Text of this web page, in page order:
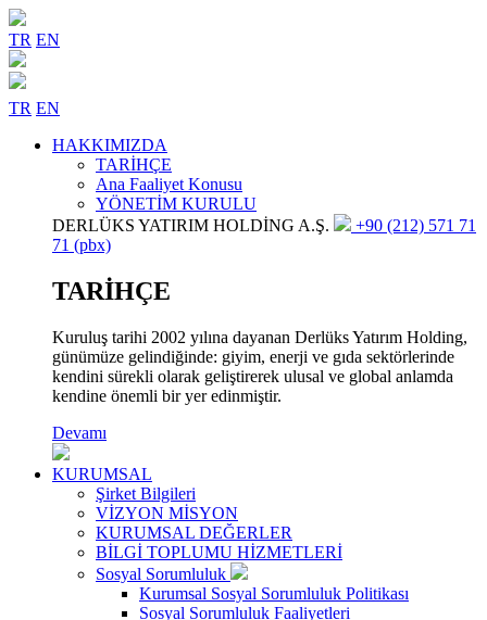
TR EN
TR EN
HAKKIMIZDA
TARİHÇE
Ana Faaliyet Konusu
YÖNETİM KURULU
DERLÜKS YATIRIM HOLDİNG A.Ş.
+90 (212) 571 71
71 (pbx)
TARİHÇE
Kuruluş tarihi 2002 yılına dayanan Derlüks Yatırım Holding,
günümüze gelindiğinde: giyim, enerji ve gıda sektörlerinde
kendini sürekli olarak geliştirerek ulusal ve global anlamda
kendine önemli bir yer edinmiştir.
Devamı
KURUMSAL
Şirket Bilgileri
VİZYON MİSYON
KURUMSAL DEĞERLER
BİLGİ TOPLUMU HİZMETLERİ
Sosyal Sorumluluk
Kurumsal Sosyal Sorumluluk Politikası
Sosyal Sorumluluk Faaliyetleri